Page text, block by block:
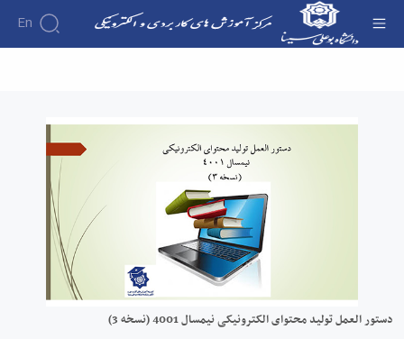
En
دستور العمل تولید محتوای الکترونیکی نیمسال 4001 (نسخه 3)